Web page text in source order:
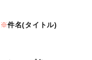
件名(タイトル)